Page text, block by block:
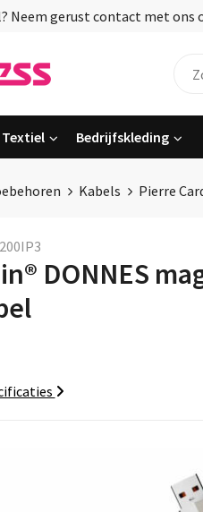
Neem gerust contact met ons
Textiel Bedrijfskleding
Kabels Pierre
DONNES